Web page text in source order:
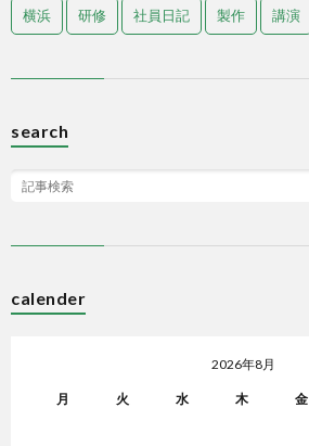
横浜 研修 社員日記 製作 講演
search
calender
2026年8月
月 火 水 木 金